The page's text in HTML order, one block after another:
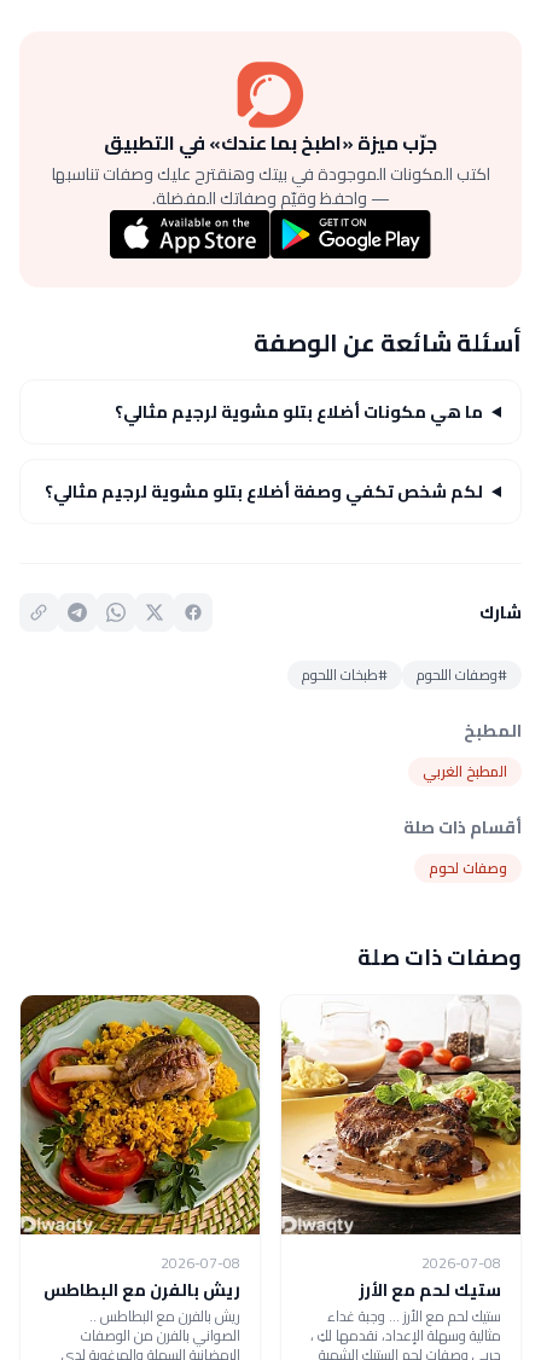
جرّب ميزة «اطبخ بما عندك» في التطبيق
اكتب المكونات الموجودة في بيتك وهنقترح عليك وصفات تناسبها
— واحفظ وقيّم وصفاتك المفضلة.
أسئلة شائعة عن الوصفة
ما هي مكونات أضلاع بتلو مشوية لرجيم مثالي؟
لكم شخص تكفي وصفة أضلاع بتلو مشوية لرجيم مثالي؟
شارك
#وصفات اللحوم #طبخات اللحوم
المطبخ
المطبخ الغربي
أقسام ذات صلة
وصفات لحوم
وصفات ذات صلة
2026-07-08
ستيك لحم مع الأرز
ستيك لحم مع الأرز ... وجبة غداء
مثالية وسهلة الإعداد، نقدمها لكِ ،
جربي وصفات لحم الستيك الشهية
2026-07-08
ريش بالفرن مع البطاطس
ريش بالفرن مع البطاطس ..
الصواني بالفرن من الوصفات
الرمضانية السهلة والمرغوبة لدى